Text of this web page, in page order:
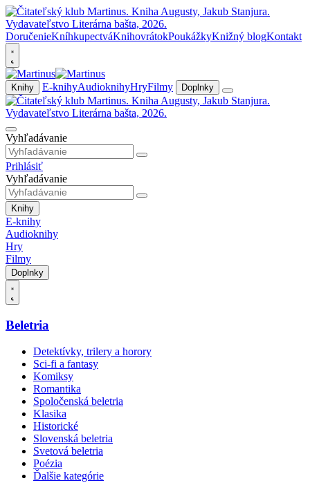
DoručenieKníhkupectváKnihovrátokPoukážkyKnižný blogKontakt
Knihy E-knihyAudioknihyHryFilmy Doplnky
Vyhľadávanie
Prihlásiť
Vyhľadávanie
Knihy
E-knihy
Audioknihy
Hry
Filmy
Doplnky
Beletria
Detektívky, trilery a horory
Sci-fi a fantasy
Komiksy
Romantika
Spoločenská beletria
Klasika
Historické
Slovenská beletria
Svetová beletria
Poézia
Ďalšie kategórie